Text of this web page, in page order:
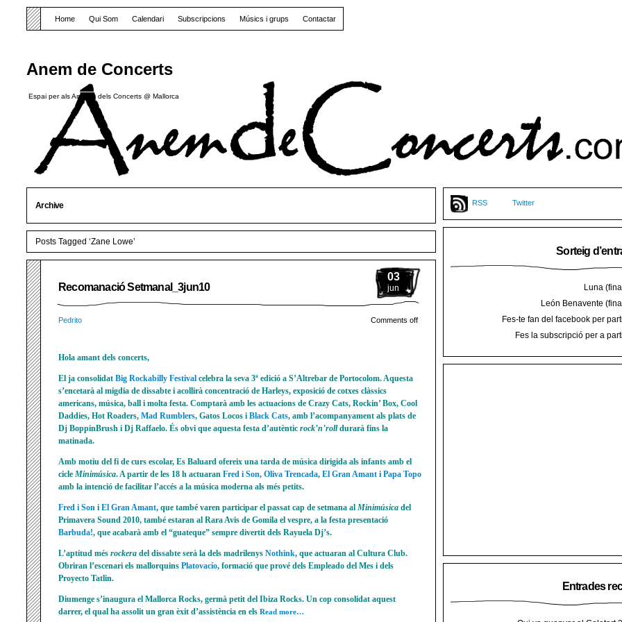
Anem de Concerts
Espai per als Amants dels Concerts @ Mallorca
Home Qui Som Calendari Subscripcions Músics i grups Contactar
Archive
Posts Tagged ‘Zane Lowe’
03
jun
Recomanació Setmanal_3jun10
Pedrito Comments off
Hola amant dels concerts,
El ja consolidat Big Rockabilly Festival celebra la seva 3ª edició a S’Altrebar de Portocolom. Aquesta
s’encetarà al migdia de dissabte i acollirà concentració de Harleys, exposició de cotxes clàssics
americans, música, ball i molta festa. Comptarà amb les actuacions de Crazy Cats, Rockin’ Box, Cool
Daddies, Hot Roaders, Mad Rumblers, Gatos Locos i Black Cats, amb l’acompanyament als plats de
Dj BoppinBrush i Dj Raffaelo. És obvi que aquesta festa d’autèntic rock’n’rolldurarà fins la
matinada.
Amb motiu del fi de curs escolar, Es Baluard ofereix una tarda de música dirigida als infants amb el
cicle Minimúsica. A partir de les 18 h actuaran Fred i Son, Oliva Trencada, El Gran Amant i Papa Topo
amb la intenció de facilitar l’accés a la música moderna als més petits.
Fred i Son i El Gran Amant, que també varen participar el passat cap de setmana al Minimúsica del
Primavera Sound 2010, també estaran al Rara Avis de Gomila el vespre, a la festa presentació
Barbuda!, que acabarà amb el “guateque” sempre divertit dels Rayuela Dj’s.
L’aptitud més rockera del dissabte serà la dels madrilenys Nothink, que actuaran al Cultura Club.
Obriran l’escenari els mallorquins Platovacío, formació que prové dels Empleado del Mes i dels
Proyecto Tatlin.
Diumenge s’inaugura el Mallorca Rocks, germà petit del Ibiza Rocks. Un cop consolidat aquest
darrer, el qual ha assolit un gran èxit d’assistència en els Read more…
RSS Twitter
Sorteig
Luna
León Benavente
Fes-te fan del facebook per
Fes la subscripció per a
Entrades